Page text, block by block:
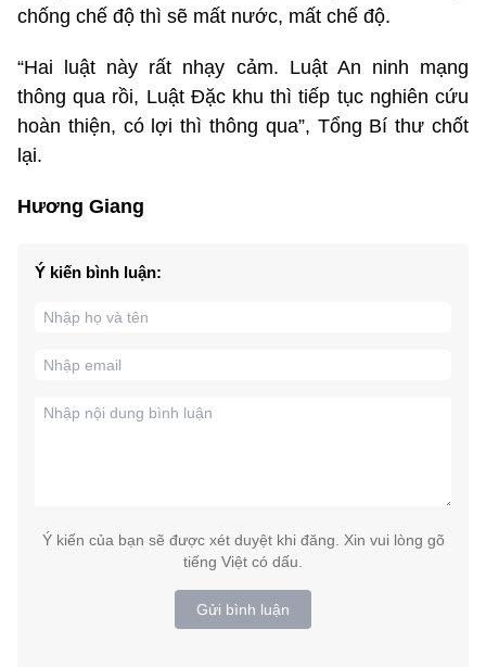
chống chế độ thì sẽ mất nước, mất chế độ.
“Hai luật này rất nhạy cảm. Luật An ninh mạng
thông qua rồi, Luật Đặc khu thì tiếp tục nghiên cứu
hoàn thiện, có lợi thì thông qua”, Tổng Bí thư chốt
lại.
Hương Giang
Ý kiến bình luận:
Ý kiến của bạn sẽ được xét duyệt khi đăng. Xin vui lòng gõ
tiếng Việt có dấu.
Gửi bình luận